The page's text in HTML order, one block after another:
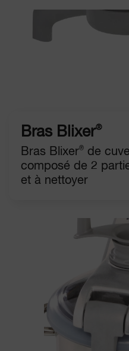
Bras Blixer®
Bras Blixer®
de
composé de 2
et à nettoyer